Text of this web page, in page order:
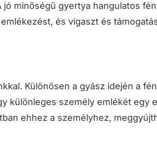
minőségű gyertya hangulatos
és vigaszt és
Különösen a gyász idején a
különleges személy emlékét egy
ehhez a személyhez,